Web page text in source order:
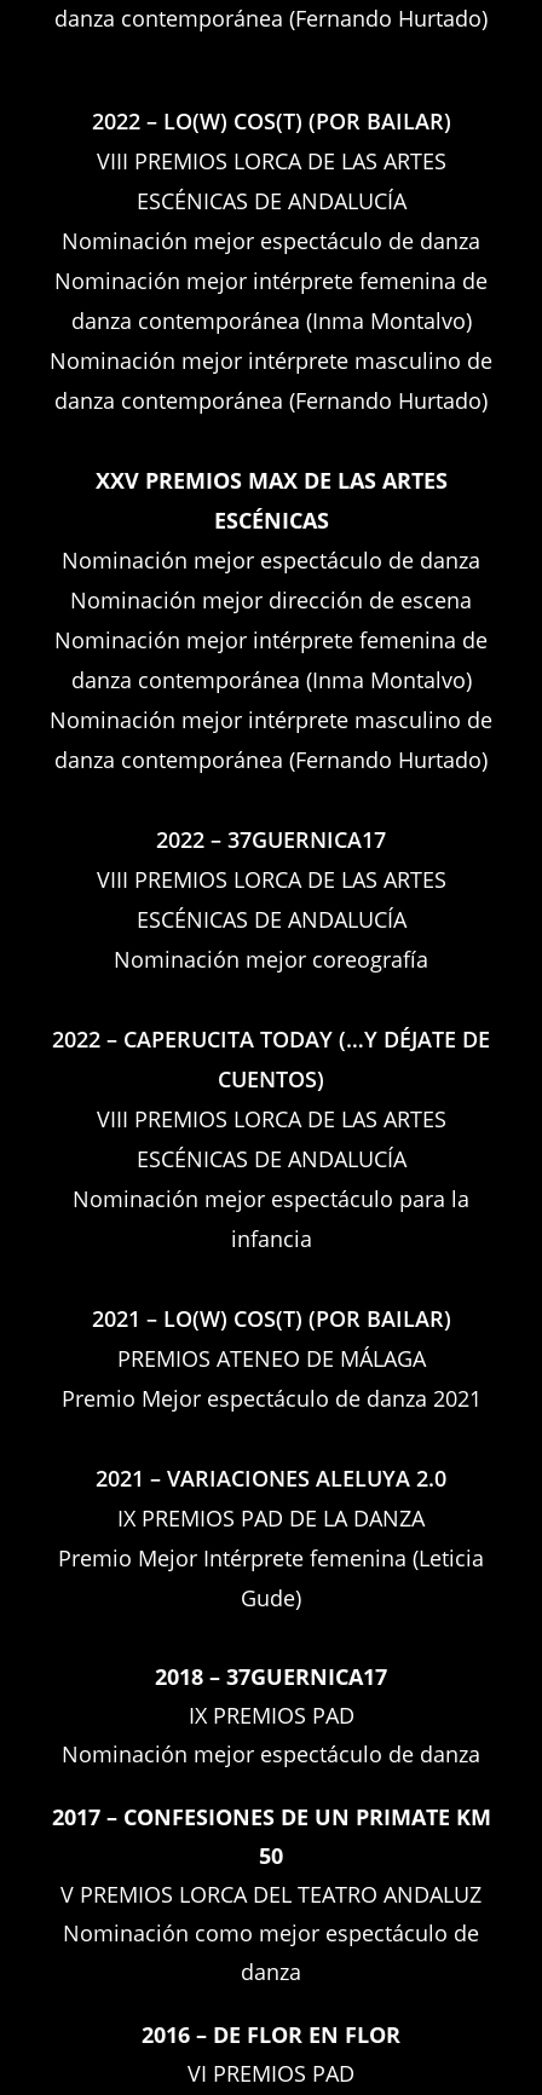
danza contemporánea (Fernando Hurtado)
2022 – LO(W) COS(T) (POR BAILAR)
VIII PREMIOS LORCA DE LAS ARTES
ESCÉNICAS DE ANDALUCÍA
Nominación mejor espectáculo de danza
Nominación mejor intérprete femenina de
danza contemporánea (Inma Montalvo)
Nominación mejor intérprete masculino de
danza contemporánea (Fernando Hurtado)
XXV PREMIOS MAX DE LAS ARTES
ESCÉNICAS
Nominación mejor espectáculo de danza
Nominación mejor dirección de escena
Nominación mejor intérprete femenina de
danza contemporánea (Inma Montalvo)
Nominación mejor intérprete masculino de
danza contemporánea (Fernando Hurtado)
2022 – 37GUERNICA17
VIII PREMIOS LORCA DE LAS ARTES
ESCÉNICAS DE ANDALUCÍA
Nominación mejor coreografía
2022 – CAPERUCITA TODAY (…Y DÉJATE DE
CUENTOS)
VIII PREMIOS LORCA DE LAS ARTES
ESCÉNICAS DE ANDALUCÍA
Nominación mejor espectáculo para la
infancia
2021 – LO(W) COS(T) (POR BAILAR)
PREMIOS ATENEO DE MÁLAGA
Premio Mejor espectáculo de danza 2021
2021 – VARIACIONES ALELUYA 2.0
IX PREMIOS PAD DE LA DANZA
Premio Mejor Intérprete femenina (Leticia
Gude)
2018 – 37GUERNICA17
IX PREMIOS PAD
Nominación mejor espectáculo de danza
2017 – CONFESIONES DE UN PRIMATE KM
50
V PREMIOS LORCA DEL TEATRO ANDALUZ
Nominación como mejor espectáculo de
danza
2016 – DE FLOR EN FLOR
VI PREMIOS PAD